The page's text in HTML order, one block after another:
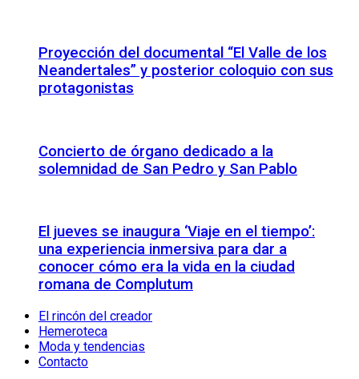
Proyección del documental “El Valle de los
Neandertales” y posterior coloquio con sus
protagonistas
Concierto de órgano dedicado a la
solemnidad de San Pedro y San Pablo
El jueves se inaugura ‘Viaje en el tiempo’:
una experiencia inmersiva para dar a
conocer cómo era la vida en la ciudad
romana de Complutum
El rincón del creador
Hemeroteca
Moda y tendencias
Contacto